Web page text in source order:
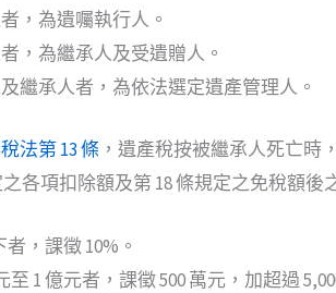
，為遺囑執行人。
，為繼承人及受遺贈人。
繼承人者，為依法選定遺產管理人。
法第 13 條 ，遺產稅按被繼承人死亡時
之各項扣除額及第 18 條規定之免稅額
，課徵 10%。
至 1 億元者，課徵 500 萬元，加超過